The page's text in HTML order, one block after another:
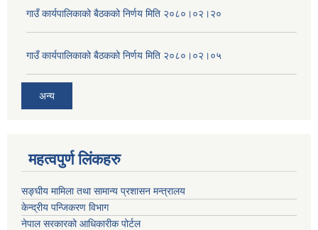
गाउँ कार्यपालिकाको बैठकको निर्णय मिति २०८०।०२।२०
गाउँ कार्यपालिकाको बैठकको निर्णय मिति २०८०।०२।०५
अन्य
महत्वपुर्ण लिंकहरु
सङ्घीय मामिला तथा सामान्य प्रशासन मन्त्रालय
केन्द्रीय पन्जिकरण विभाग
नेपाल सरकारको आधिकारीक पोर्टल